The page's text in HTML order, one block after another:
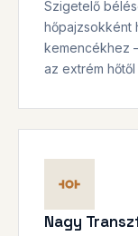
Szigetelő
hőpajzsokként
kemencékhez
az extrém
Nagy